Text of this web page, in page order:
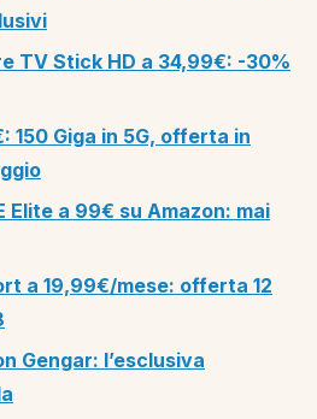
TV Stick HD a 34,99€: -30%
150 Giga in 5G, offerta in
Elite a 99€ su Amazon: mai
a 19,99€/mese: offerta 12
Gengar: l’esclusiva